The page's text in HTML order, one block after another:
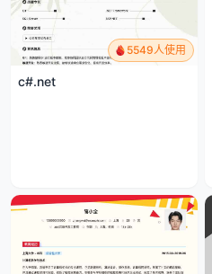
5549人使用
c#.net